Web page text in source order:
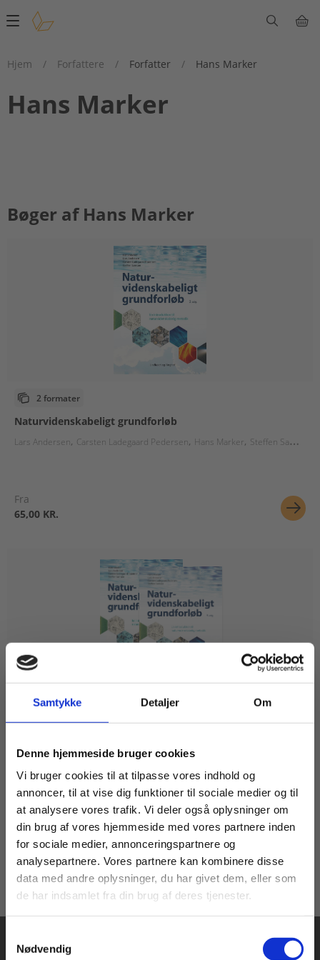
Samtykke Detaljer Om
Denne hjemmeside bruger cookies
Vi bruger cookies til at tilpasse vores indhold og
annoncer, til at vise dig funktioner til sociale medier og til
at analysere vores trafik. Vi deler også oplysninger om
din brug af vores hjemmeside med vores partnere inden
for sociale medier, annonceringspartnere og
analysepartnere. Vores partnere kan kombinere disse
data med andre oplysninger, du har givet dem, eller som
de har indsamlet fra din brug af deres tjenester.
Nødvendig
Main
Hjem
/ Forfattere / Forfatter / Hans Marker
Hans Marker
Bøger af Hans Marker
2 formater
Naturvidenskabeligt grundforløb
Lars Andersen Carsten Ladegaard Pedersen Hans Marker Steffen Samsøe
Fra
65,00 KR.
Serie
Lars Andersen Carsten Ladegaard Pedersen Hans Marker
Fra
65,00 KR.
Køb læremidler og find masterclasses mm.
Fortsæt som:
For privatkunder og
studerende. Du får
vist priser inkl.
For institutioner og
virksomheder. Du
får vist priser ekskl.